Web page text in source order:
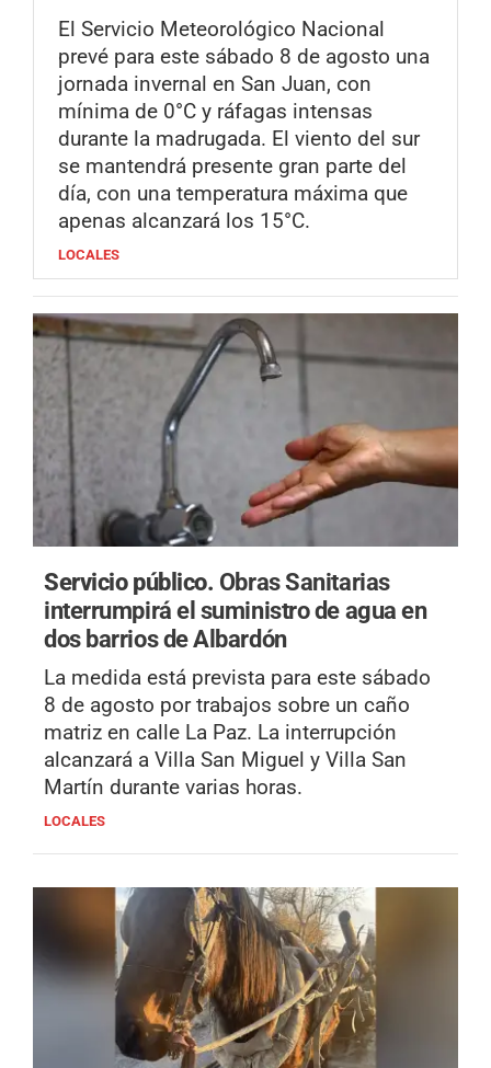
El Servicio Meteorológico Nacional
prevé para este sábado 8 de agosto una
jornada invernal en San Juan, con
mínima de 0°C y ráfagas intensas
durante la madrugada. El viento del sur
se mantendrá presente gran parte del
día, con una temperatura máxima que
apenas alcanzará los 15°C.
LOCALES
Servicio público. Obras Sanitarias
interrumpirá el suministro de agua en
dos barrios de Albardón
La medida está prevista para este sábado
8 de agosto por trabajos sobre un caño
matriz en calle La Paz. La interrupción
alcanzará a Villa San Miguel y Villa San
Martín durante varias horas.
LOCALES